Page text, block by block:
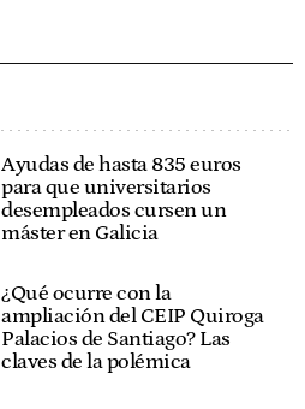
Ayudas de hasta 835 euros
para que universitarios
desempleados cursen un
máster en Galicia
¿Qué ocurre con la
ampliación del CEIP Quiroga
Palacios de Santiago? Las
claves de la polémica